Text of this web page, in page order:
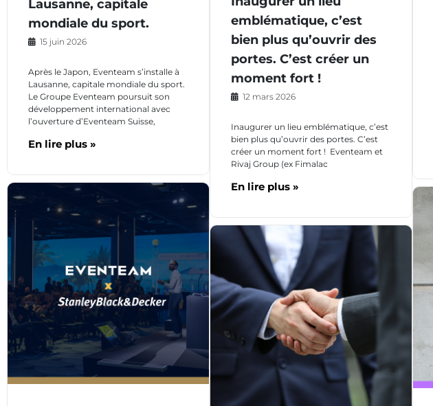
Lausanne, capitale
mondiale du sport.
15 juin 2026
Après le Japon, Eventeam s’installe à
Lausanne, capitale mondiale du sport.
Le Groupe Eventeam poursuit son
développement international avec
l’ouverture d’Eventeam Suisse,
En lire plus »
emblématique, c’est
bien plus qu’ouvrir des
portes. C’est créer un
moment fort !
12 mars 2026
Inaugurer un lieu emblématique, c’est
bien plus qu’ouvrir des portes. C’est
créer un moment fort ! Eventeam et
Rivaj Group (ex Fimalac
En lire plus »